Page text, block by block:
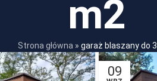
m2
Strona główna » garaż blaszany do
09